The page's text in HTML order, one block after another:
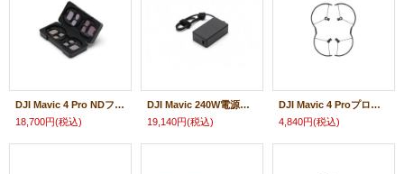
DJI Mavic 4 Pro NDフィルターセット (ND8/16/32/64)【DJI Mavic4 PRO】 23528
18,700円(税込)
DJI Mavic 240W電源アダプター 23471
19,140円(税込)
DJI Mavic 4 Proプロペラガード 23473
4,840円(税込)